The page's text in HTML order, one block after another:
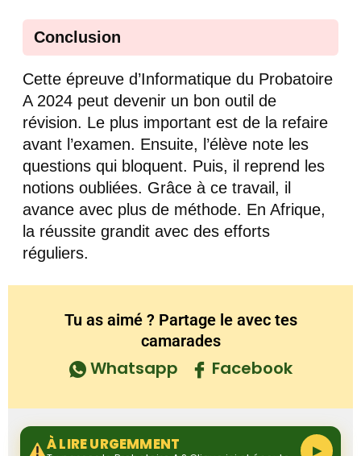
Conclusion
Cette épreuve d’Informatique du Probatoire
A 2024 peut devenir un bon outil de
révision. Le plus important est de la refaire
avant l’examen. Ensuite, l’élève note les
questions qui bloquent. Puis, il reprend les
notions oubliées. Grâce à ce travail, il
avance avec plus de méthode. En Afrique,
la réussite grandit avec des efforts
réguliers.
Tu as aimé ? Partage le avec tes
camarades
Whatsapp Facebook
À LIRE URGEMMENT ▶